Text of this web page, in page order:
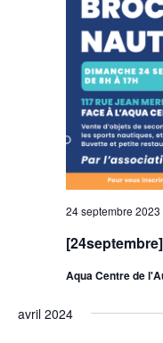
24 septembre 2023
Aqua Centre de
avril 2024